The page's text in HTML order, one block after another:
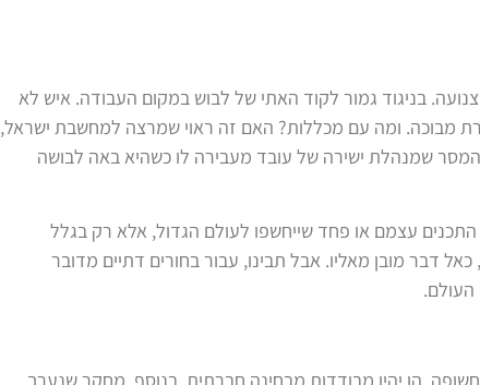
בניגוד גמור לקוד האתי של לבוש במקום העבודה. איש לא
מבוכה. ומה עם מכללות? האם זה ראוי שמרצה למחשבת ישראל,
המסר שמנהלת ישירה של עובד מעבירה לו כשהיא באה לבושה
עצמם או פחד שייחשפו לעולם הגדול, אלא רק בגלל
דבר מובן מאליו. אבל תבינו, עבור בחורים דתיים מדובר
הן יהיו מבודדות מבחינה חברתית. בנוסף, מחקר שנערך